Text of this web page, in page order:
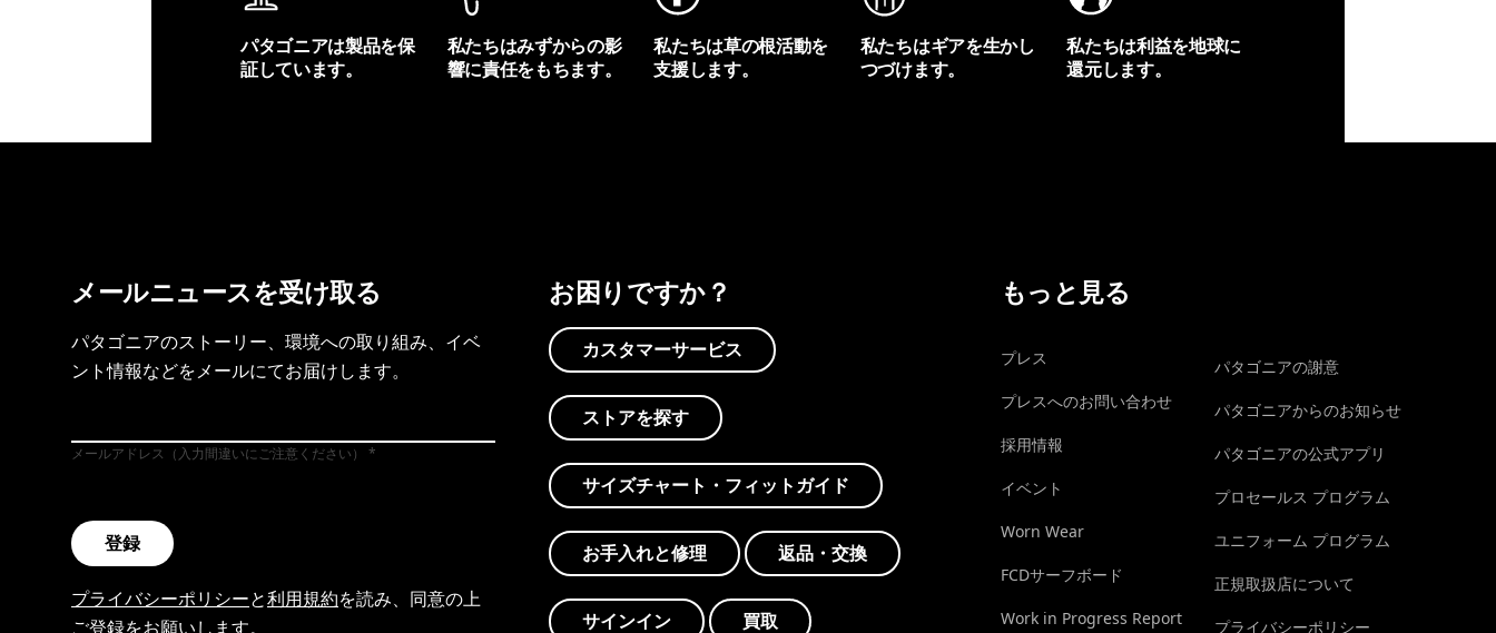
パタゴニアは製品を保
証しています。
私たちはみずからの影
響に責任をもちます。
私たちは草の根活動を
支援します。
私たちはギアを生かし
つづけます。
私たちは利益を地球に
還元します。
メールニュースを受け取る
パタゴニアのストーリー、環境への取り組み、イベ
ント情報などをメールにてお届けします。
メールアドレス（入力間違いにご注意ください）
登録
プライバシーポリシーと利用規約を読み、同意の上
ご登録をお願いします。
お困りですか？
カスタマーサービス
ストアを探す
サイズチャート・フィットガイド
お手入れと修理 返品・交換
サインイン 買取
もっと見る
プレス
プレスへのお問い合わせ
採用情報
イベント
Worn Wear
FCDサーフボード
Work in Progress Report
パタゴニアの謝意
パタゴニアからのお知らせ
パタゴニアの公式アプリ
プロセールス プログラム
ユニフォーム プログラム
正規取扱店について
プライバシーポリシー